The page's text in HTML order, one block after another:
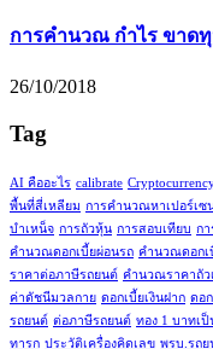
การคำนวณ กำไร ขาด
26/10/2018
Tag
AI คืออะไร calibrate
พื้นที่สี่เหลียม การคำนวณหาเปอร์เซ
บำเหน็จ การถัวหุ้น การสอบเทียบ ก
คำนวณดอกเบี้ยผ่อนรถ คำนวณดอกเ
ราคาต่อภาษีรถยนต์ คำนวณราคาถัว
ค่าดัชนีมวลกาย ดอกเบี้ยเงินฝาก ดอ
รถยนต์ ต่อภาษีรถยนต์ ทอง 1 บาทเ
ทารก ประวัติเครื่องคิดเลข พรบ.รถย